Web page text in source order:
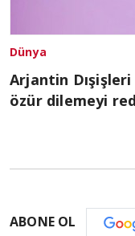
Dünya
Arjantin
özür dilemeyi
ABONE OL